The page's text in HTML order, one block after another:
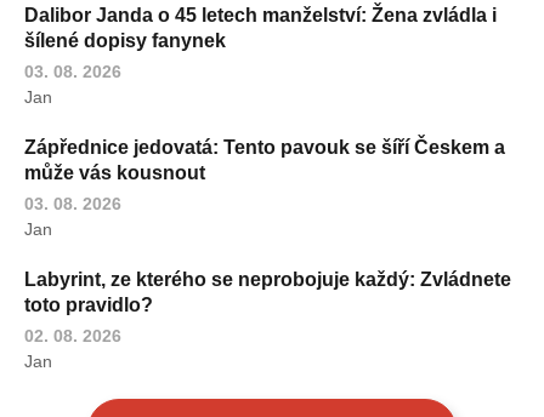
Dalibor Janda o 45 letech manželství: Žena zvládla i
šílené dopisy fanynek
03. 08. 2026
Jan
Zápřednice jedovatá: Tento pavouk se šíří Českem a
může vás kousnout
03. 08. 2026
Jan
Labyrint, ze kterého se neprobojuje každý: Zvládnete
toto pravidlo?
02. 08. 2026
Jan